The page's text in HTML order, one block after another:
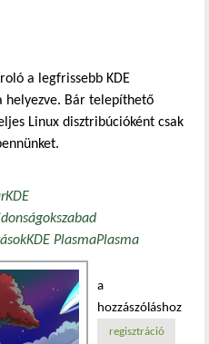
a legfrissebb KDE
helyezve. Bár telepíthető
Linux disztribúcióként csak
KDE
szabad
KDE PlasmaPlasma
a
hozzászóláshoz
regisztráció